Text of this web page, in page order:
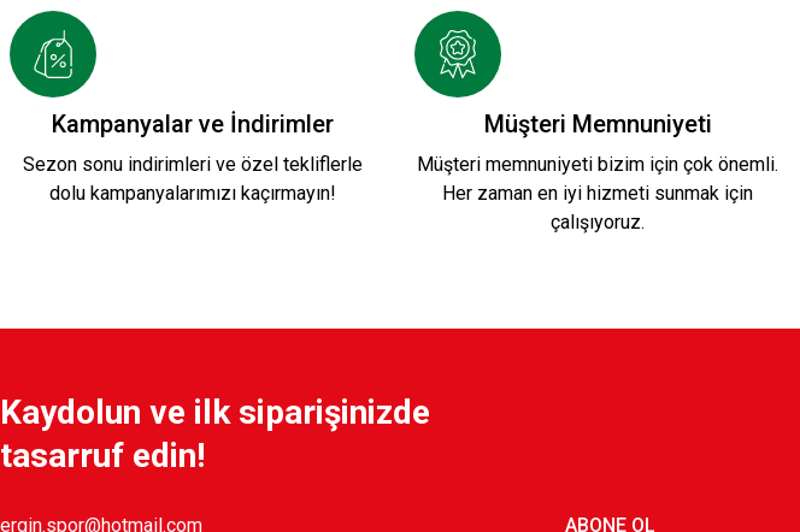
Kampanyalar ve İndirimler
Sezon sonu indirimleri ve özel tekliflerle
dolu kampanyalarımızı kaçırmayın!
Müşteri Memnuniyeti
Müşteri memnuniyeti bizim için çok önemli.
Her zaman en iyi hizmeti sunmak için
çalışıyoruz.
Kaydolun ve ilk siparişinizde
tasarruf edin!
ABONE OL